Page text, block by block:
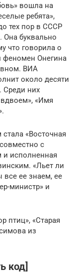
вошла на
ребята»,
тех пор в СССР
буквально
что говорила о
феномен Онегина
ВИА
около десяти
Среди них
«Имя
«Восточная
с
исполненная
«Льет ли
ее знаем, ее
министр» и
птиц», «Старая
из
код]